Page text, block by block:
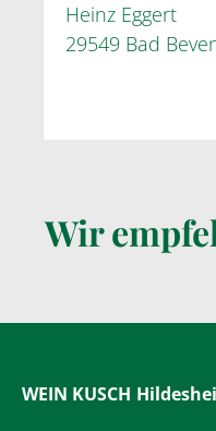
Heinz Eggert
29549 Bad
Wir
WEIN KUSCH